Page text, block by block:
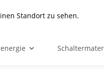
Standort zu sehen.